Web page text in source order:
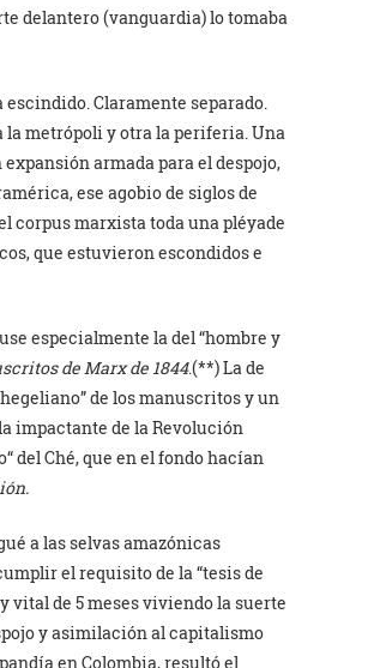
delantero (vanguardia) lo tomaba
Claramente separado.
la metrópoli y otra la periferia. Una
armada para el despojo,
ese agobio de siglos de
corpus marxista toda una pléyade
que estuvieron escondidos e
especialmente la del “hombre y
de Marx de 1844.(**) La de
de los manuscritos y un
impactante de la Revolución
del Ché, que en el fondo hacían
a las selvas amazónicas
el requisito de la “tesis de
vital de 5 meses viviendo la suerte
y asimilación al capitalismo
en Colombia, resultó el